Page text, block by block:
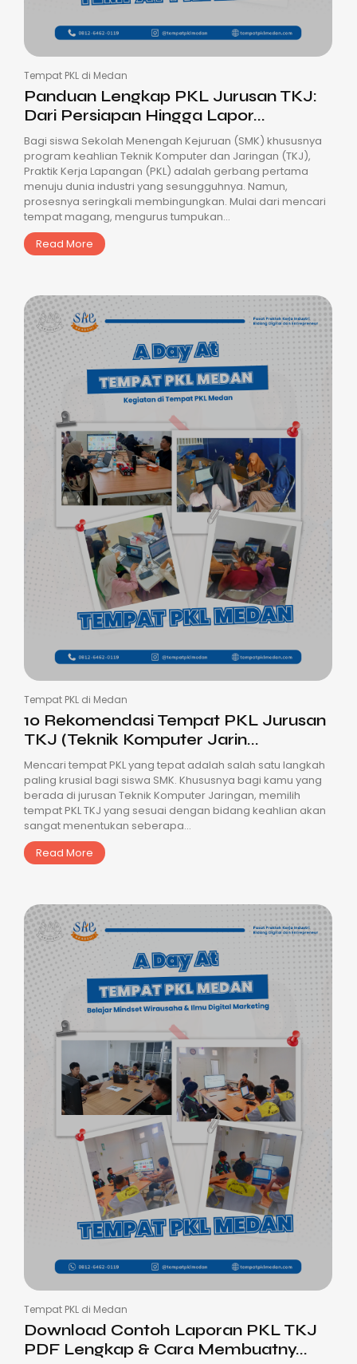
Tempat PKL di Medan
Panduan Lengkap PKL Jurusan TKJ:
Dari Persiapan Hingga Lapor...
Bagi siswa Sekolah Menengah Kejuruan (SMK) khususnya
program keahlian Teknik Komputer dan Jaringan (TKJ),
Praktik Kerja Lapangan (PKL) adalah gerbang pertama
menuju dunia industri yang sesungguhnya. Namun,
prosesnya seringkali membingungkan. Mulai dari mencari
tempat magang, mengurus tumpukan...
Read More
Tempat PKL di Medan
10 Rekomendasi Tempat PKL Jurusan
TKJ (Teknik Komputer Jarin...
Mencari tempat PKL yang tepat adalah salah satu langkah
paling krusial bagi siswa SMK. Khususnya bagi kamu yang
berada di jurusan Teknik Komputer Jaringan, memilih
tempat PKL TKJ yang sesuai dengan bidang keahlian akan
sangat menentukan seberapa...
Read More
Tempat PKL di Medan
Download Contoh Laporan PKL TKJ
PDF Lengkap & Cara Membuatny...